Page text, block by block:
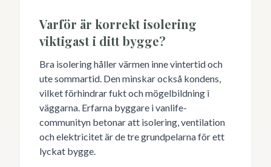
Varför är korrekt isolering
viktigast i ditt bygge?
Bra isolering håller värmen inne vintertid och
ute sommartid. Den minskar också kondens,
vilket förhindrar fukt och mögelbildning i
väggarna. Erfarna byggare i vanlife-
communityn betonar att isolering, ventilation
och elektricitet är de tre grundpelarna för ett
lyckat bygge.